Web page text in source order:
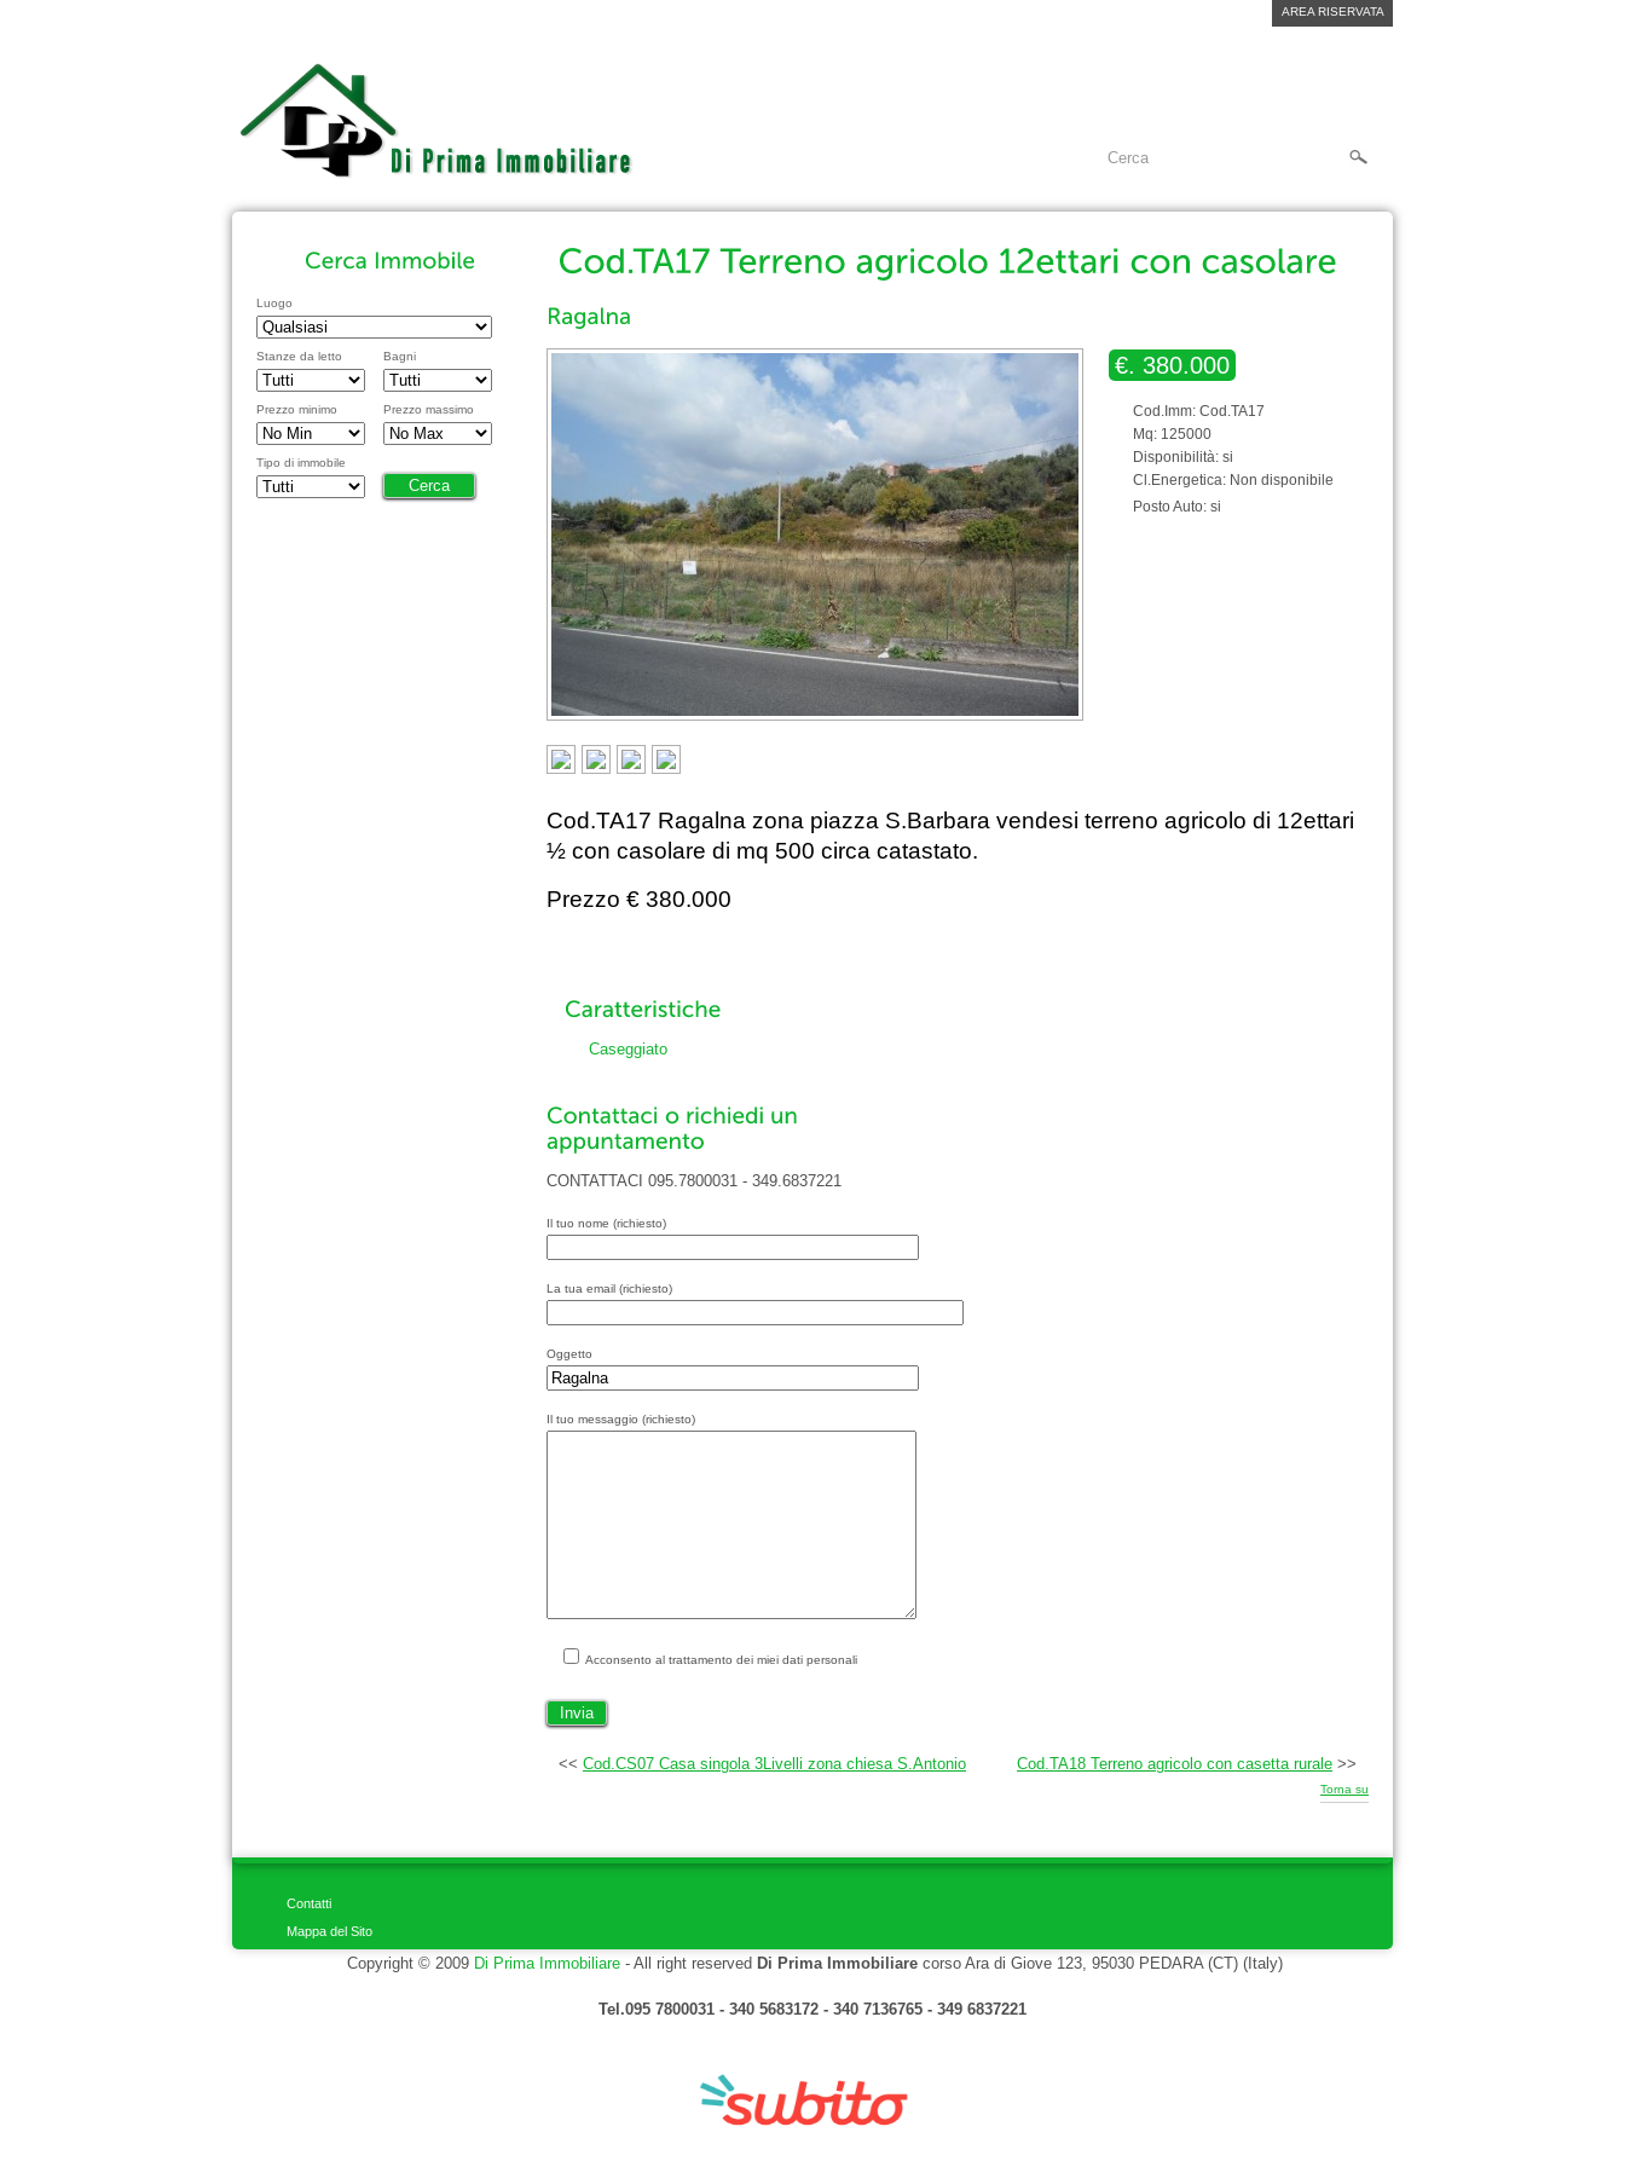
AREA RISERVATA
Luogo
Stanze da letto Bagni
Prezzo minimo Prezzo massimo
Tipo di immobile
€. 380.000
Cod.Imm: Cod.TA17
Mq: 125000
Disponibilità: si
Cl.Energetica: Non disponibile
Posto Auto: si
Cod.TA17 Ragalna zona piazza S.Barbara vendesi terreno agricolo di 12ettari
½ con casolare di mq 500 circa catastato.
Prezzo € 380.000
Caseggiato
CONTATTACI 095.7800031 - 349.6837221
Il tuo nome (richiesto)
La tua email (richiesto)
Oggetto
Il tuo messaggio (richiesto)
Acconsento al trattamento dei miei dati personali
<< Cod.CS07 Casa singola 3Livelli zona chiesa S.Antonio Cod.TA18 Terreno agricolo con casetta rurale >>
Torna su
Contatti
Mappa del Sito
Copyright © 2009 Di Prima Immobiliare - All right reserved Di Prima Immobiliare corso Ara di Giove 123, 95030 PEDARA (CT) (Italy)
Tel.095 7800031 - 340 5683172 - 340 7136765 - 349 6837221